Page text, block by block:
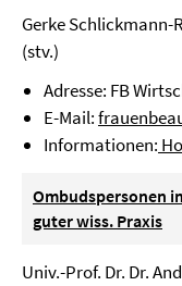
Gerke
(stv.)
Adresse: FB
E-Mail:
Informationen:
Ombudspersonen
guter wiss. Praxis
Univ.-Prof. Dr. Dr.